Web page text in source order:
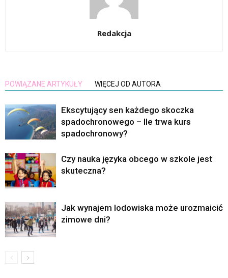
Redakcja
POWIĄZANE ARTYKUŁY WIĘCEJ OD AUTORA
Ekscytujący sen każdego skoczka
spadochronowego – Ile trwa kurs
spadochronowy?
Czy nauka języka obcego w szkole jest
skuteczna?
Jak wynajem lodowiska może urozmaicić
zimowe dni?